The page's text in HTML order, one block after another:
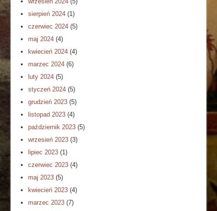
sierpień 2024 (1)
czerwiec 2024 (5)
maj 2024 (4)
kwiecień 2024 (4)
marzec 2024 (6)
luty 2024 (5)
styczeń 2024 (5)
grudzień 2023 (5)
listopad 2023 (4)
październik 2023 (5)
wrzesień 2023 (3)
lipiec 2023 (1)
czerwiec 2023 (4)
maj 2023 (5)
kwiecień 2023 (4)
marzec 2023 (7)